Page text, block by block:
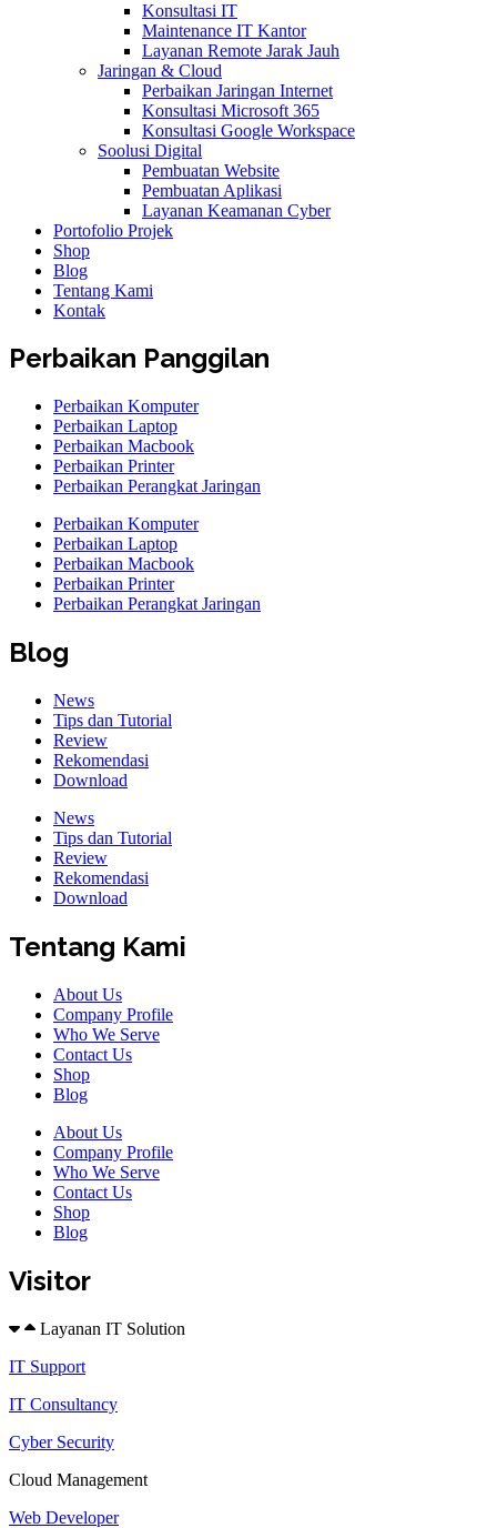
Konsultasi IT
Maintenance IT Kantor
Layanan Remote Jarak Jauh
Jaringan & Cloud
Perbaikan Jaringan Internet
Konsultasi Microsoft 365
Konsultasi Google Workspace
Soolusi Digital
Pembuatan Website
Pembuatan Aplikasi
Layanan Keamanan Cyber
Portofolio Projek
Shop
Blog
Tentang Kami
Kontak
Perbaikan Panggilan
Perbaikan Komputer
Perbaikan Laptop
Perbaikan Macbook
Perbaikan Printer
Perbaikan Perangkat Jaringan
Perbaikan Komputer
Perbaikan Laptop
Perbaikan Macbook
Perbaikan Printer
Perbaikan Perangkat Jaringan
Blog
News
Tips dan Tutorial
Review
Rekomendasi
Download
News
Tips dan Tutorial
Review
Rekomendasi
Download
Tentang Kami
About Us
Company Profile
Who We Serve
Contact Us
Shop
Blog
About Us
Company Profile
Who We Serve
Contact Us
Shop
Blog
Visitor
Layanan IT Solution
IT Support
IT Consultancy
Cyber Security
Cloud Management
Web Developer